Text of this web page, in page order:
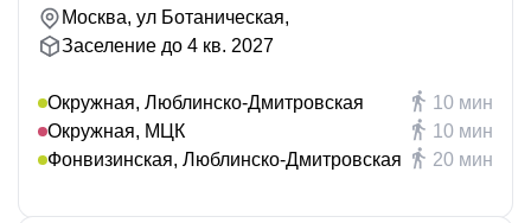
Москва, ул Ботаническая,
Заселение до 4 кв. 2027
Окружная, Люблинско-Дмитровская
10 мин
Окружная, МЦК
10 мин
Фонвизинская, Люблинско-Дмитровская
20 мин